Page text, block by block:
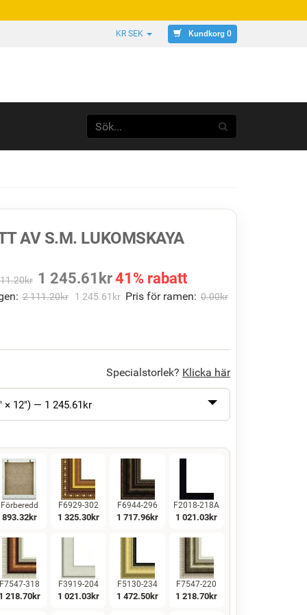
KR SEK Kundkorg 0
AV S.M. LUKOMSKAYA
kr 1 245.61 kr41% rabatt
2 111.20kr 1 245.61 kr Pris för ramen: 0.00kr
Specialstorlek? Klicka här
× 12") — 1 245.61kr
Förberedd
893.32kr
F6929-302
1 325.30kr
F6944-296
1 717.96kr
F2018-218A
1 021.03kr
F7547-318
1 218.70kr
F3919-204
1 021.03kr
F5130-234
1 472.50kr
F7547-220
1 218.70kr